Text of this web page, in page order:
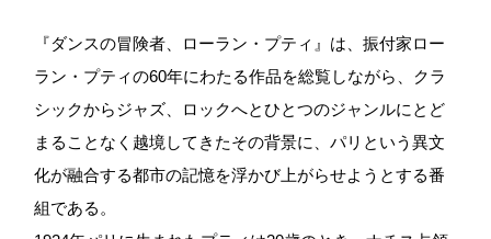
『ダンスの冒険者、ローラン・プティ』は、振付家ロー
ラン・プティの60年にわたる作品を総覧しながら、クラ
シックからジャズ、ロックへとひとつのジャンルにとど
まることなく越境してきたその背景に、パリという異文
化が融合する都市の記憶を浮かび上がらせようとする番
組である。